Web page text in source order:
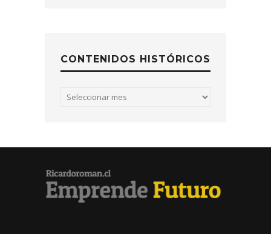
CONTENIDOS HISTÓRICOS
Contenidos